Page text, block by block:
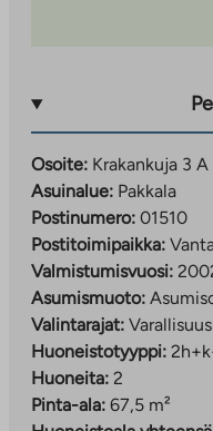
Osoite: Krakankuja 3
Asuinalue: Pakkala
Postinumero: 01510
Postitoimipaikka:
Valmistumisvuosi:
Asumismuoto:
Valintarajat:
Huoneistotyyppi:
Huoneita: 2
Pinta-ala: 67,5 m²